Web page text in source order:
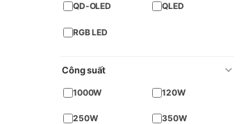
QD-OLED QLED
RGB LED
Công suất
1000W 120W
250W 350W